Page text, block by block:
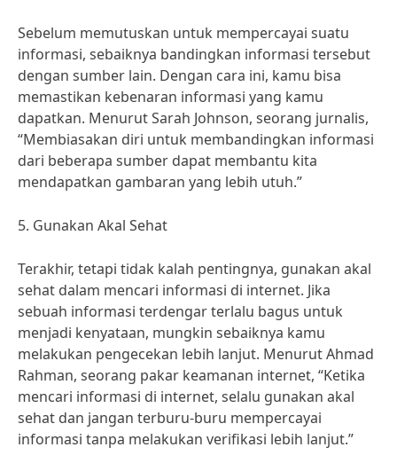
Sebelum memutuskan untuk mempercayai suatu
informasi, sebaiknya bandingkan informasi tersebut
dengan sumber lain. Dengan cara ini, kamu bisa
memastikan kebenaran informasi yang kamu
dapatkan. Menurut Sarah Johnson, seorang jurnalis,
“Membiasakan diri untuk membandingkan informasi
dari beberapa sumber dapat membantu kita
mendapatkan gambaran yang lebih utuh.”
5. Gunakan Akal Sehat
Terakhir, tetapi tidak kalah pentingnya, gunakan akal
sehat dalam mencari informasi di internet. Jika
sebuah informasi terdengar terlalu bagus untuk
menjadi kenyataan, mungkin sebaiknya kamu
melakukan pengecekan lebih lanjut. Menurut Ahmad
Rahman, seorang pakar keamanan internet, “Ketika
mencari informasi di internet, selalu gunakan akal
sehat dan jangan terburu-buru mempercayai
informasi tanpa melakukan verifikasi lebih lanjut.”